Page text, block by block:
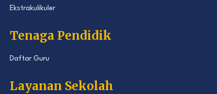
Ekstrakulikuler
Tenaga Pendidik
Daftar Guru
Layanan Sekolah